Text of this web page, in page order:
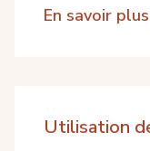
En savoir plus
Utilisation